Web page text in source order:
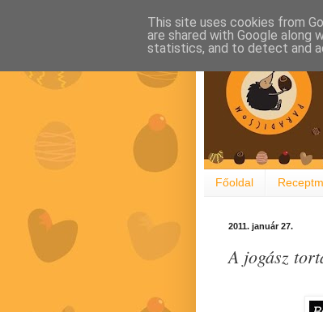
Főoldal
2011. január 27.
A jogász
This site uses cookies from
are shared with Google along
statistics, and to detect and